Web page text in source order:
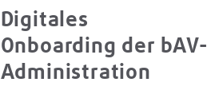
Digitales
Onboarding der bAV-
Administration